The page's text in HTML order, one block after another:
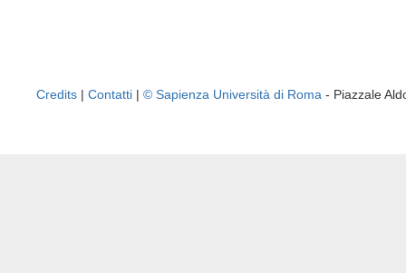
Credits | Contatti | © Sapienza Università di Roma - Piazzale